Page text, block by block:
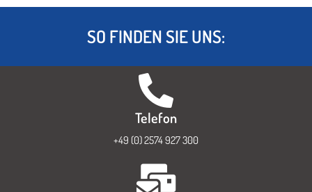
SO FINDEN SIE UNS:
Telefon
+49 (0) 2574 927 300